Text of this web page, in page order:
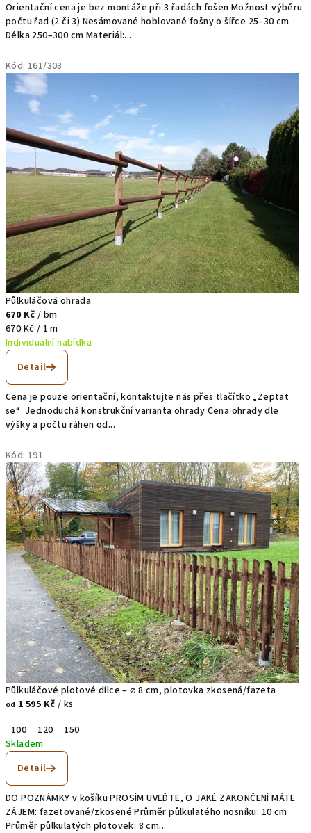
Orientační cena je bez montáže při 3 řadách fošen Možnost výběru
počtu řad (2 či 3) Nesámované hoblované fošny o šířce 25–30 cm
Délka 250–300 cm Materiál:...
Kód: 161/303
Půlkuláčová ohrada
670 Kč / bm
Měrná
cena:
670 Kč / 1 m
Individuální nabídka
Detail
Cena je pouze orientační, kontaktujte nás přes tlačítko „Zeptat
se“ Jednoduchá konstrukční varianta ohrady Cena ohrady dle
výšky a počtu ráhen od...
Kód: 191
Půlkuláčové plotové dílce – ⌀ 8 cm, plotovka zkosená/fazeta
od 1 595 Kč / ks
100
120
150
Skladem
Detail
DO POZNÁMKY v košíku PROSÍM UVEĎTE, O JAKÉ ZAKONČENÍ MÁTE
ZÁJEM: fazetované/zkosené Průměr půlkulatého nosníku: 10 cm
Průměr půlkulatých plotovek: 8 cm...